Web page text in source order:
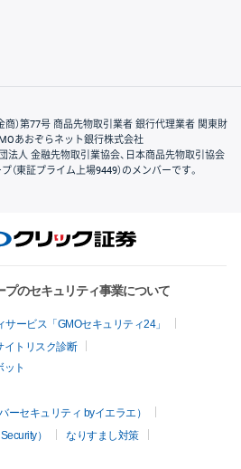
商）第77号 商品先物取引業者 銀行代理業者 関東財
あおぞらネット銀行株式会社
法人 金融先物取引業協会、日本商品先物取引協会
東証プライム上場9449）のメンバーです。
のセキュリティ事業について
ービス「GMOセキュリティ24」
イトリスク診断
ット
ーセキュリティ byイエラエ）
）
なりすまし対策